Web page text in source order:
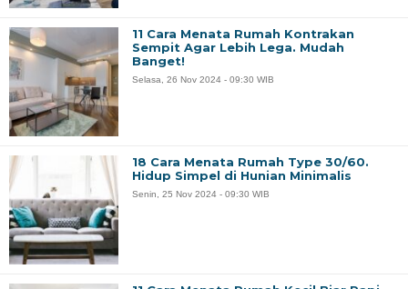
11 Cara Menata Rumah Kontrakan
Sempit Agar Lebih Lega. Mudah
Banget!
Selasa, 26 Nov 2024 - 09:30 WIB
18 Cara Menata Rumah Type 30/60.
Hidup Simpel di Hunian Minimalis
Senin, 25 Nov 2024 - 09:30 WIB